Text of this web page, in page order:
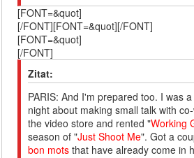
[FONT=&quot]
[/FONT][FONT=&quot][/FONT]
[FONT=&quot]
[/FONT]
Zitat:
PARIS: And I'm prepared too. I was
night about making small talk with
the video store and rented "Working
season of "Just Shoot Me". Got a
bon mots that have already come in